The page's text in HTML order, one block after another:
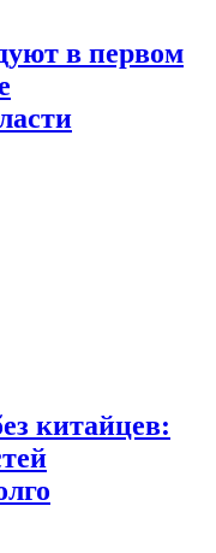
в первом
китайцев: